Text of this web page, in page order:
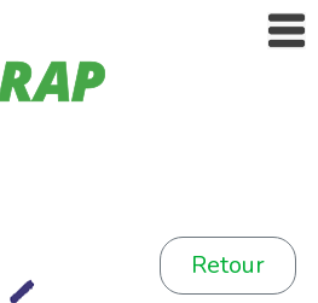
Retour